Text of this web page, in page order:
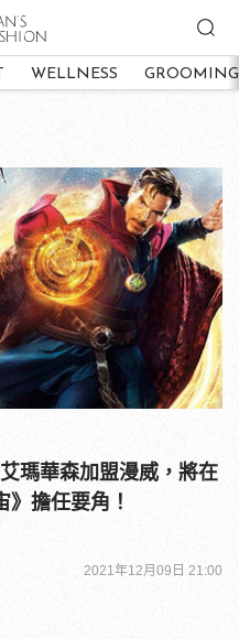
WELLNESS GROOMING
瑪華森加盟漫威，將在
》擔任要角！
2021年12月09日 21:00